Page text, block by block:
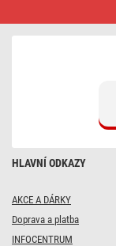
HLAVNÍ ODKAZY
AKCE A DÁRKY
Doprava a platba
INFOCENTRUM